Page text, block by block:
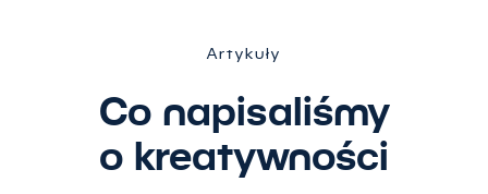
Artykuły
Co napisaliśmy
o kreatywności